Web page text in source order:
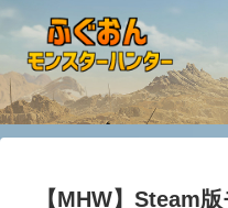
【MHW】Steam